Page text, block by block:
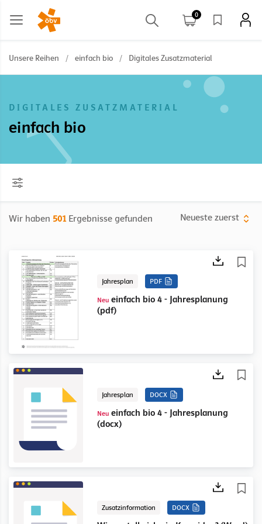
0
Unsere Reihen / einfach bio / Digitales Zusatzmaterial
DIGITALES ZUSATZMATERIAL
einfach bio
Wir haben 501Ergebnisse gefunden Neueste zuerst
Jahresplan PDF
Neueinfach bio 4 - Jahresplanung
(pdf)
Jahresplan DOCX
Neueinfach bio 4 - Jahresplanung
(docx)
Zusatzinformation DOCX